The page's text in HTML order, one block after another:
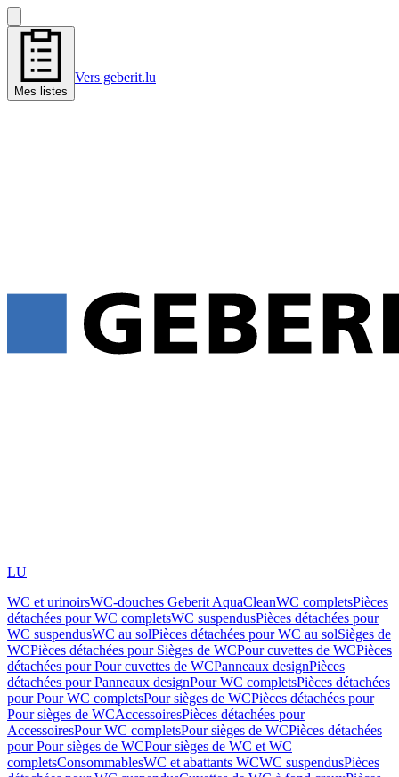
Mes listes
Vers geberit.lu
LU
WC et urinoirsWC-douches Geberit AquaCleanWC completsPièces
détachées pour WC completsWC suspendusPièces détachées pour
WC suspendusWC au solPièces détachées pour WC au solSièges de
WCPièces détachées pour Sièges de WCPour cuvettes de WCPièces
détachées pour Pour cuvettes de WCPanneaux designPièces
détachées pour Panneaux designPour WC completsPièces détachées
pour Pour WC completsPour sièges de WCPièces détachées pour
Pour sièges de WCAccessoiresPièces détachées pour
AccessoiresPour WC completsPour sièges de WCPièces détachées
pour Pour sièges de WCPour sièges de WC et WC
completsConsommablesWC et abattants WCWC suspendusPièces